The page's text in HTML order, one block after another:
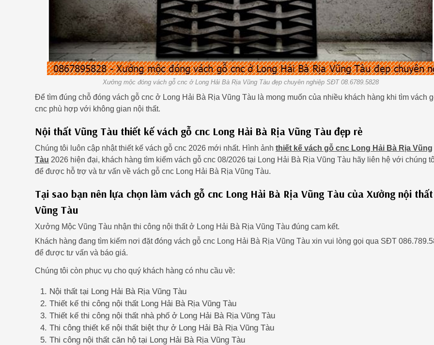
Xưởng mộc đóng vách gỗ cnc ở Long Hải Bà Rịa Vũng Tàu đẹp chuyên nghiệp SĐT 08.6789.5828
Để tìm đúng chỗ đóng vách gỗ cnc ở Long Hải Bà Rịa Vũng Tàu là mong muốn của nhiều khách hàng khi tìm vách
cnc phù hợp với không gian nội thất.
Nội thất Vũng Tàu thiết kế vách gỗ cnc Long Hải Bà Rịa Vũng Tàu đẹp rẻ
Chúng tôi luôn cập nhật thiết kế vách gỗ cnc 2026 mới nhất. Hình ảnh thiết kế vách gỗ cnc Long Hải Bà Rịa Vũng
Tàu 2026 hiện đại, khách hàng tìm kiếm vách gỗ cnc 08/2026 tại Long Hải Bà Rịa Vũng Tàu hãy liên hệ với chúng
để được hỗ trợ và tư vấn về vách gỗ cnc Long Hải Bà Rịa Vũng Tàu.
Tại sao bạn nên lựa chọn làm vách gỗ cnc Long Hải Bà Rịa Vũng Tàu của Xưởng nội thất
Vũng Tàu
Xưởng Mộc Vũng Tàu nhận thi công nội thất ở Long Hải Bà Rịa Vũng Tàu đúng cam kết.
Khách hàng đang tìm kiếm nơi đặt đóng vách gỗ cnc Long Hải Bà Rịa Vũng Tàu xin vui lòng gọi qua SĐT
để được tư vấn và báo giá.
Chúng tôi còn phục vụ cho quý khách hàng có nhu cầu về:
Nội thất tại Long Hải Bà Rịa Vũng Tàu
Thiết kế thi công nội thất Long Hải Bà Rịa Vũng Tàu
Thiết kế thi công nội thất nhà phố ở Long Hải Bà Rịa Vũng Tàu
Thi công thiết kế nội thất biệt thự ở Long Hải Bà Rịa Vũng Tàu
Thi công nội thất căn hộ tại Long Hải Bà Rịa Vũng Tàu